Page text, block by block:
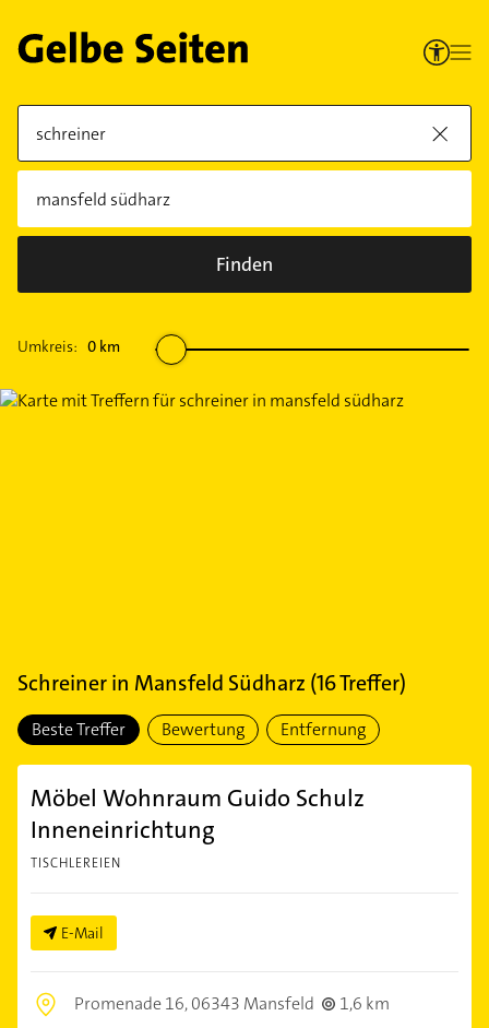
Finden
Umkreis: 0 km
Schreinerin Mansfeld Südharz (16Treffer)
Beste Treffer Bewertung Entfernung
Möbel Wohnraum Guido Schulz
Inneneinrichtung
TISCHLEREIEN
E-Mail
Promenade 16,06343 Mansfeld
1,6 km